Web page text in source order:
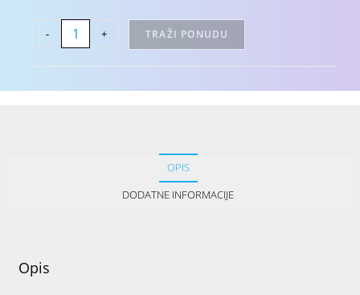
- + TRAŽI PONUDU
OPIS
DODATNE INFORMACIJE
Opis